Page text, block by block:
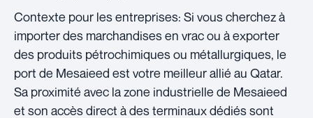
Contexte pour les entreprises: Si vous cherchez à
importer des marchandises en vrac ou à exporter
des produits pétrochimiques ou métallurgiques, le
port de Mesaieed est votre meilleur allié au Qatar.
Sa proximité avec la zone industrielle de Mesaieed
et son accès direct à des terminaux dédiés sont